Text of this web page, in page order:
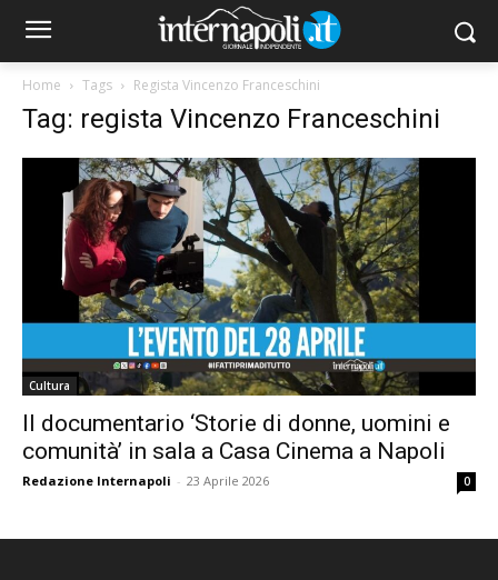
Home Tags Regista Vincenzo Franceschini
Tag: regista Vincenzo Franceschini
Cultura
Il documentario ‘Storie di donne, uomini e
comunità’ in sala a Casa Cinema a Napoli
Redazione Internapoli - 23 Aprile 2026 0